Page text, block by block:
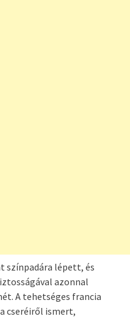
színpadára lépett, és
azonnal
A tehetséges francia
cseréiről ismert,